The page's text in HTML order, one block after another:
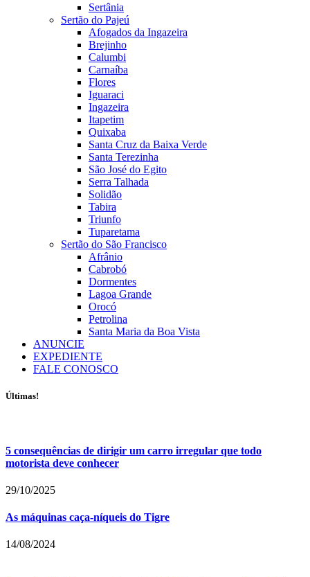
Sertânia
Sertão do Pajeú
Afogados da Ingazeira
Brejinho
Calumbi
Carnaíba
Flores
Iguaraci
Ingazeira
Itapetim
Quixaba
Santa Cruz da Baixa Verde
Santa Terezinha
São José do Egito
Serra Talhada
Solidão
Tabira
Triunfo
Tuparetama
Sertão do São Francisco
Afrânio
Cabrobó
Dormentes
Lagoa Grande
Orocó
Petrolina
Santa Maria da Boa Vista
ANUNCIE
EXPEDIENTE
FALE CONOSCO
Últimas!
5 consequências de dirigir um carro irregular que todo
motorista deve conhecer
29/10/2025
As máquinas caça-níqueis do Tigre
14/08/2024